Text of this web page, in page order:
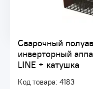
Сварочный
инверторный
LINE + катушка
Код товара: 4183